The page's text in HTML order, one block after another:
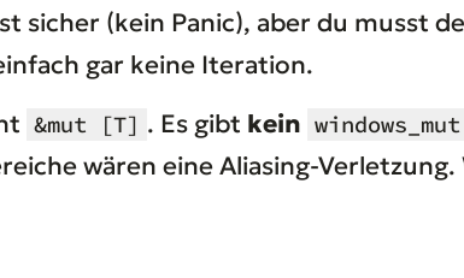
sicher (kein Panic), aber du musst
gar keine Iteration.
&mut [T] . Es gibt kein windows_mut
wären eine Aliasing-